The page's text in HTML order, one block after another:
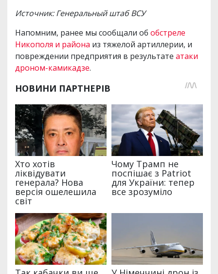
Источник: Генеральный штаб ВСУ
Напомним, ранее мы сообщали об обстреле
Никополя и района из тяжелой артиллерии, и
повреждении предприятия в результате атаки
дроном-камикадзе.